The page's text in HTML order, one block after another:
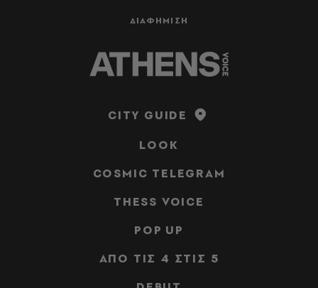
ΔΙΑΦΗΜΙΣΗ
CITY GUIDE
LOOK
COSMIC TELEGRAM
THESS VOICE
POP UP
ΑΠΟ ΤΙΣ 4 ΣΤΙΣ 5